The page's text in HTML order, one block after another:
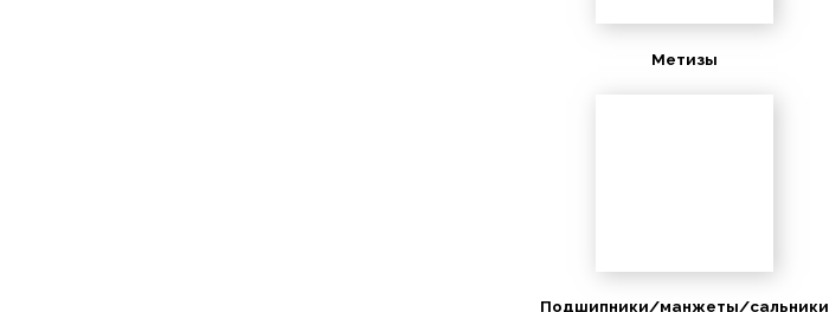
Метизы
Подшипники/манжеты/сальники